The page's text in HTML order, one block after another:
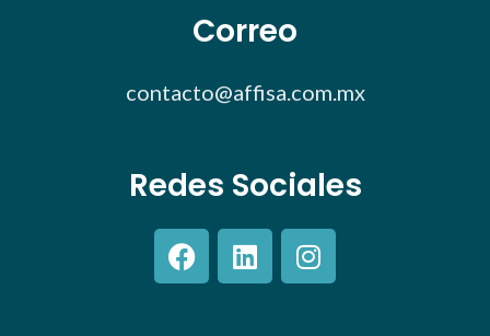
Correo
contacto@affisa.com.mx
Redes Sociales